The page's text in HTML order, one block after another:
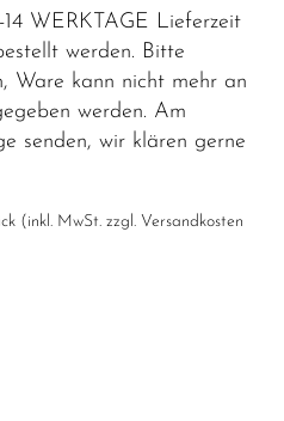
WERKTAGE Lieferzeit
werden. Bitte
Ware kann nicht mehr an
werden. Am
senden, wir klären gerne
(inkl. MwSt. zzgl. Versandkosten